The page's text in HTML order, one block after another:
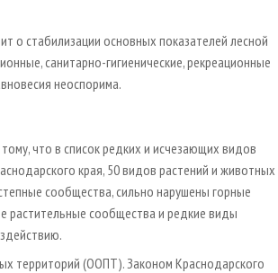
о стабилизации основных показателей лесной
санитарно-гигиенические, рекреационные
неоспорима.
что в список редких и исчезающих видов
края, 50 видов растений и животных
сообщества, сильно нарушены горные
растительные сообщества и редкие виды
территорий (ООПТ). Законом Краснодарского